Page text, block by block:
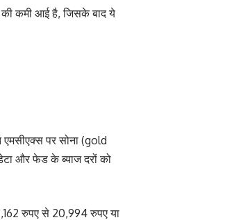
की कमी आई है, जिसके बाद ये
एमसीएक्स पर सोना (gold
और फेड के ब्याज दरों को
रुपए से 20,994 रुपए या